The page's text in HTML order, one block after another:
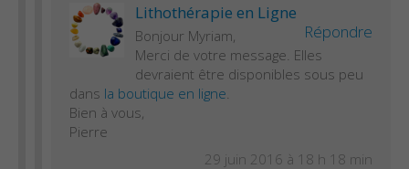
Lithothérapie en Ligne
Répondre
Bonjour Myriam,
Merci de votre message. Elles
devraient être disponibles sous peu
dans la boutique en ligne
Bien à vous,
Pierre
29 juin 2016 à 18 h 18 min